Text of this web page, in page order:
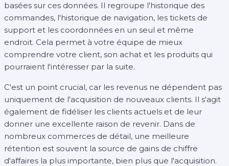
basées sur ces données. Il regroupe l'historique des
commandes, l'historique de navigation, les tickets de
support et les coordonnées en un seul et même
endroit. Cela permet à votre équipe de mieux
comprendre votre client, son achat et les produits qui
pourraient l'intéresser par la suite.
C'est un point crucial, car les revenus ne dépendent pas
uniquement de l'acquisition de nouveaux clients. Il s'agit
également de fidéliser les clients actuels et de leur
donner une excellente raison de revenir. Dans de
nombreux commerces de détail, une meilleure
rétention est souvent la source de gains de chiffre
d'affaires la plus importante, bien plus que l'acquisition.